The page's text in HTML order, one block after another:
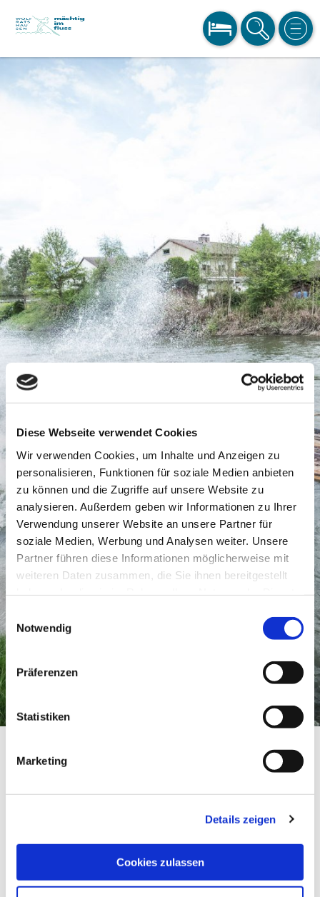
Diese Webseite verwendet Cookies
Wir verwenden Cookies, um Inhalte und Anzeigen zu
personalisieren, Funktionen für soziale Medien anbieten
zu können und die Zugriffe auf unsere Website zu
analysieren. Außerdem geben wir Informationen zu Ihrer
Verwendung unserer Website an unsere Partner für
soziale Medien, Werbung und Analysen weiter. Unsere
Partner führen diese Informationen möglicherweise mit
weiteren Daten zusammen, die Sie ihnen bereitgestellt
Einwilligungsauswahl
Notwendig
Präferenzen
Statistiken
Marketing
Details zeigen
Cookies zulassen
BUCHEN SUCHE MENÜ
Märchenwald im Isartal